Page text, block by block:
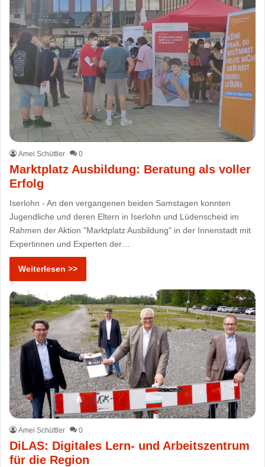
Amei Schüttler 0
Marktplatz Ausbildung: Beratung als voller
Erfolg
Iserlohn - An den vergangenen beiden Samstagen konnten
Jugendliche und deren Eltern in Iserlohn und Lüdenscheid im
Rahmen der Aktion "Marktplatz Ausbildung" in der Innenstadt mit
Expertinnen und Experten der…
Weiterlesen >>
Amei Schüttler 0
DiLAS: Digitales Lern- und Arbeitszentrum
für die Region